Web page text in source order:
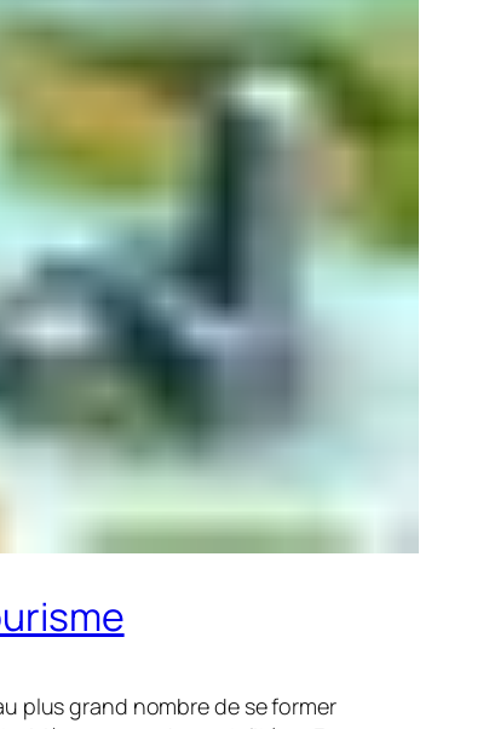
plus grand nombre de se former